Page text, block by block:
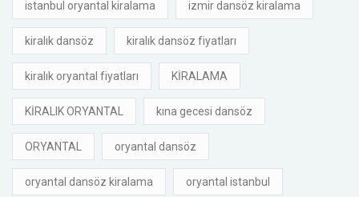
istanbul oryantal kiralama izmir dansöz kiralama
kiralık dansöz kiralık dansöz fiyatları
kiralık oryantal fiyatları KİRALAMA
KİRALIK ORYANTAL kına gecesi dansöz
ORYANTAL oryantal dansöz
oryantal dansöz kiralama oryantal istanbul